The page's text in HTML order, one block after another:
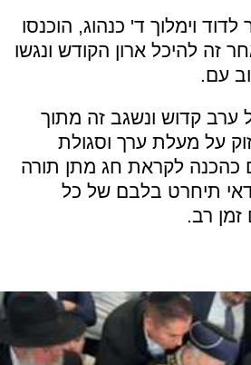
וימלוך ד' כנהוג, הוכנסו
זה להיכל ארון הקודש ונגשו
עם.
ערב קדוש ונשגב זה מתוך
על מעלת ערך וסגולת
כהכנה לקראת חג מתן תורה
תיחרט בלבם של כל
רב.